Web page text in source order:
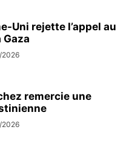
Uni rejette l’appel au
Gaza
2026
remercie une
2026